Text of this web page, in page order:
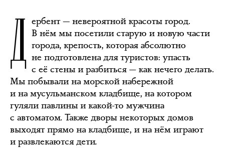
Д ербент — невероятной красоты город.
В нём мы посетили старую и новую части
города, крепость, которая абсолютно
не подготовлена для туристов: упасть
с её стены и разбиться — как нечего делать.
Мы побывали на морской набережной
и на мусульманском кладбище, на котором
гуляли павлины и какой-то мужчина
с автоматом. Также дворы некоторых домов
выходят прямо на кладбище, и на нём играют
и развлекаются дети.